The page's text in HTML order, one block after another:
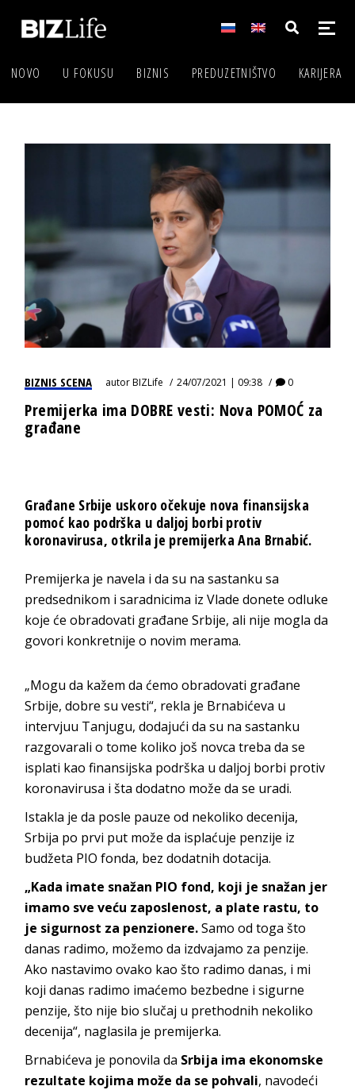
NOVO U FOKUSU BIZNIS PREDUZETNIŠTVO KARIJERA
BIZNIS SCENA autorBIZLife 24/07/2021 | 09:38 0
Premijerka ima DOBRE vesti: Nova POMOĆ za
građane
Građane Srbije uskoro očekuje nova finansijska
pomoć kao podrška u daljoj borbi protiv
koronavirusa, otkrila je premijerka Ana Brnabić.
Premijerka je navela i da su na sastanku sa
predsednikom i saradnicima iz Vlade donete odluke
koje će obradovati građane Srbije, ali nije mogla da
govori konkretnije o novim merama.
„Mogu da kažem da ćemo obradovati građane
Srbije, dobre su vesti“, rekla je Brnabićeva u
intervjuu Tanjugu, dodajući da su na sastanku
razgovarali o tome koliko još novca treba da se
isplati kao finansijska podrška u daljoj borbi protiv
koronavirusa i šta dodatno može da se uradi.
Istakla je da posle pauze od nekoliko decenija,
Srbija po prvi put može da isplaćuje penzije iz
budžeta PIO fonda, bez dodatnih dotacija.
„Kada imate snažan PIO fond, koji je snažan jer
imamo sve veću zaposlenost, a plate rastu, to
je sigurnost za penzionere.Samo od toga što
danas radimo, možemo da izdvajamo za penzije.
Ako nastavimo ovako kao što radimo danas, i mi
koji danas radimo imaćemo bezbedne i sigurne
penzije, što nije bio slučaj u prethodnih nekoliko
decenija“, naglasila je premijerka.
Brnabićeva je ponovila da Srbija ima ekonomske
rezultate kojima može da se pohvali, navodeći